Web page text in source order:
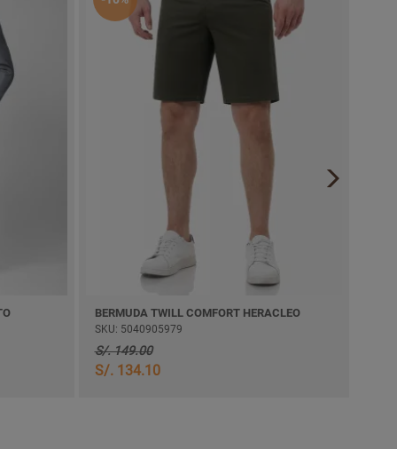
BERMUDA TWILL COMFORT HERACLEO
SKU: 5040905979
S/. 149.00
S/. 134.10